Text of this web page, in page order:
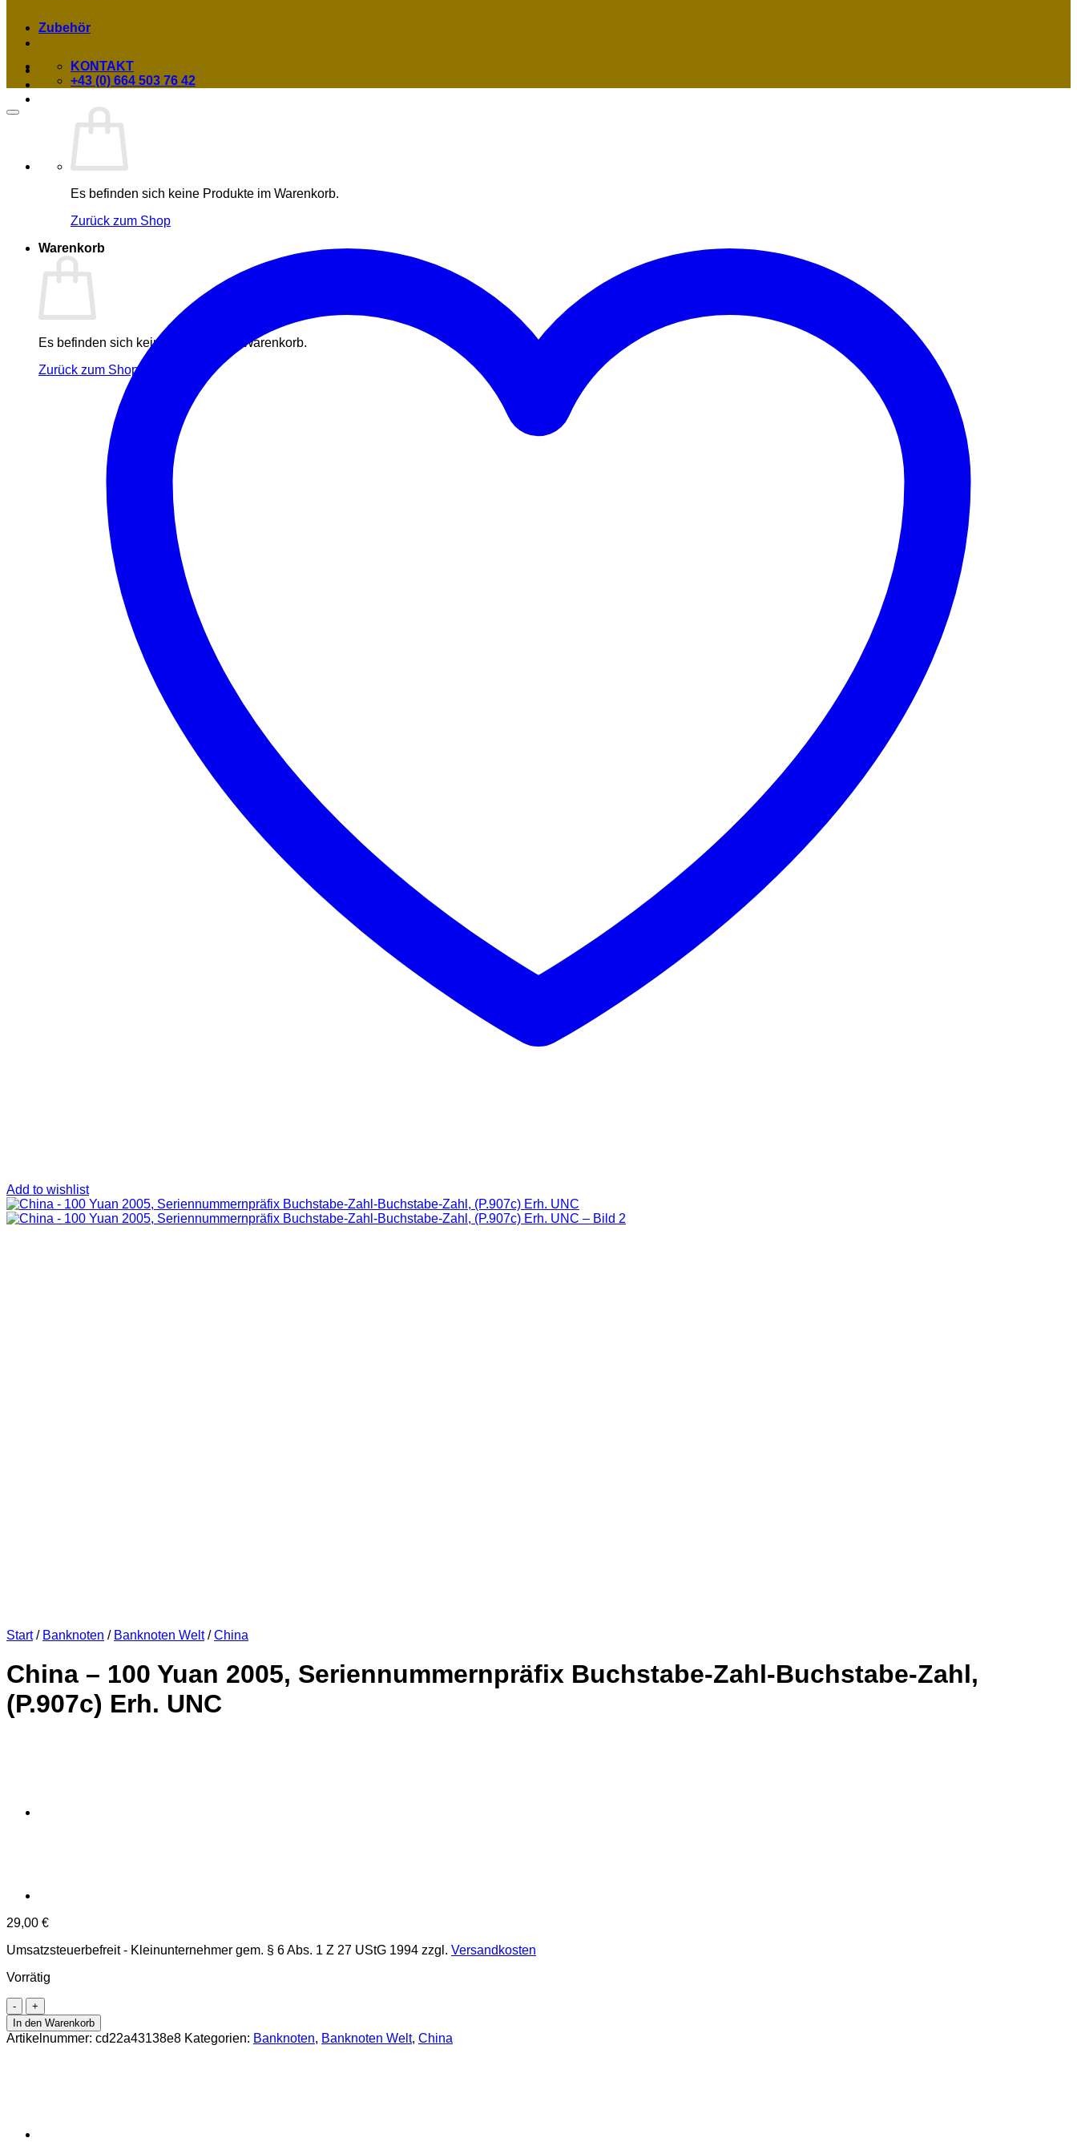
Es befinden sich keine Produkte im Warenkorb.
Zurück zum Shop
Warenkorb
Es befinden sich keine Produkte im Warenkorb.
Zurück zum Shop
Zubehör
KONTAKT
+43 (0) 664 503 76 42
Add to wishlist
Start / Banknoten / Banknoten Welt / China
China – 100 Yuan 2005, Seriennummernpräfix Buchstabe-Zahl-Buchstabe-Zahl,
(P.907c) Erh. UNC
29,00 €
Umsatzsteuerbefreit - Kleinunternehmer gem. § 6 Abs. 1 Z 27 UStG 1994 zzgl. Versandkosten
Vorrätig
China
-
100
Yuan
Zahl,
In den Warenkorb
Artikelnummer: cd22a43138e8 Kategorien: Banknoten, Banknoten Welt, China